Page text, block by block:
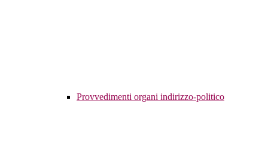
Provvedimenti organi indirizzo-politico